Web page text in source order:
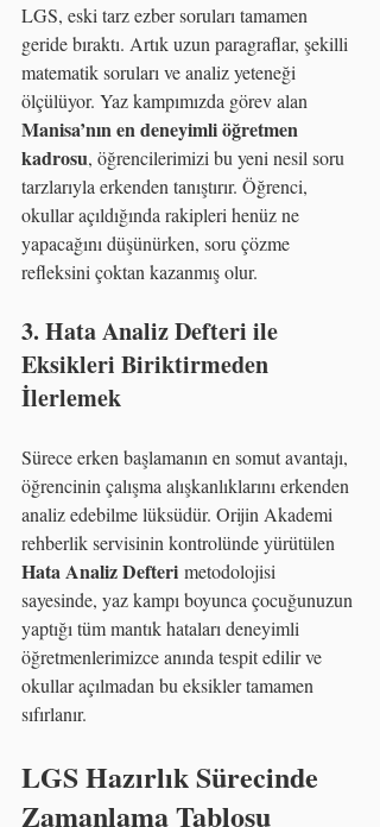
LGS, eski tarz ezber soruları tamamen
geride bıraktı. Artık uzun paragraflar, şekilli
matematik soruları ve analiz yeteneği
ölçülüyor. Yaz kampımızda görev alan
Manisa’nın en deneyimli öğretmen
kadrosu, öğrencilerimizi bu yeni nesil soru
tarzlarıyla erkenden tanıştırır. Öğrenci,
okullar açıldığında rakipleri henüz ne
yapacağını düşünürken, soru çözme
refleksini çoktan kazanmış olur.
3. Hata Analiz Defteri ile
Eksikleri Biriktirmeden
İlerlemek
Sürece erken başlamanın en somut avantajı,
öğrencinin çalışma alışkanlıklarını erkenden
analiz edebilme lüksüdür. Orijin Akademi
rehberlik servisinin kontrolünde yürütülen
Hata Analiz Defteri metodolojisi
sayesinde, yaz kampı boyunca çocuğunuzun
yaptığı tüm mantık hataları deneyimli
öğretmenlerimizce anında tespit edilir ve
okullar açılmadan bu eksikler tamamen
sıfırlanır.
LGS Hazırlık Sürecinde
Zamanlama Tablosu